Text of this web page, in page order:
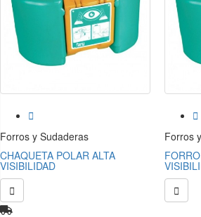

Forros y Sudaderas
CHAQUETA POLAR ALTA
VISIBILIDAD


Forros
